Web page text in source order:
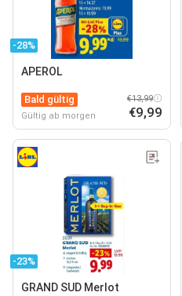
-28%
APEROL
Bald gültig
Gültig ab morgen
€13,99
€9,99
-23%
GRAND SUD Merlot